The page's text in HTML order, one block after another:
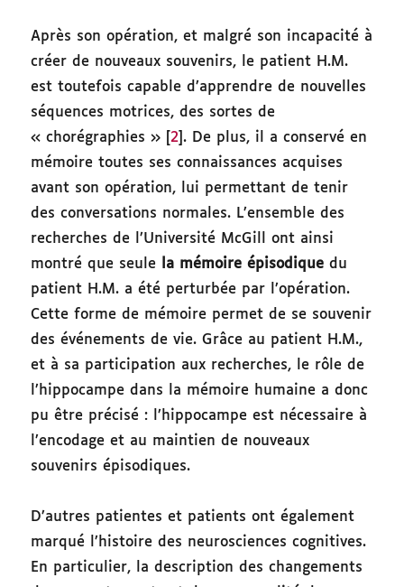
Après son opération, et malgré son incapacité à
créer de nouveaux souvenirs, le patient H.M.
est toutefois capable d’apprendre de nouvelles
séquences motrices, des sortes de
« chorégraphies » [ 2 ]. De plus, il a conservé en
mémoire toutes ses connaissances acquises
avant son opération, lui permettant de tenir
des conversations normales. L’ensemble des
recherches de l’Université McGill ont ainsi
montré que seule
la mémoire épisodique du
patient H.M. a été perturbée par l’opération.
Cette forme de mémoire permet de se souvenir
des événements de vie. Grâce au patient H.M.,
et à sa participation aux recherches, le rôle de
l’hippocampe dans la mémoire humaine a donc
pu être précisé : l’hippocampe est nécessaire à
l’encodage et au maintien de nouveaux
souvenirs épisodiques.
D’autres patientes et patients ont également
marqué l’histoire des neurosciences cognitives.
En particulier, la description des changements